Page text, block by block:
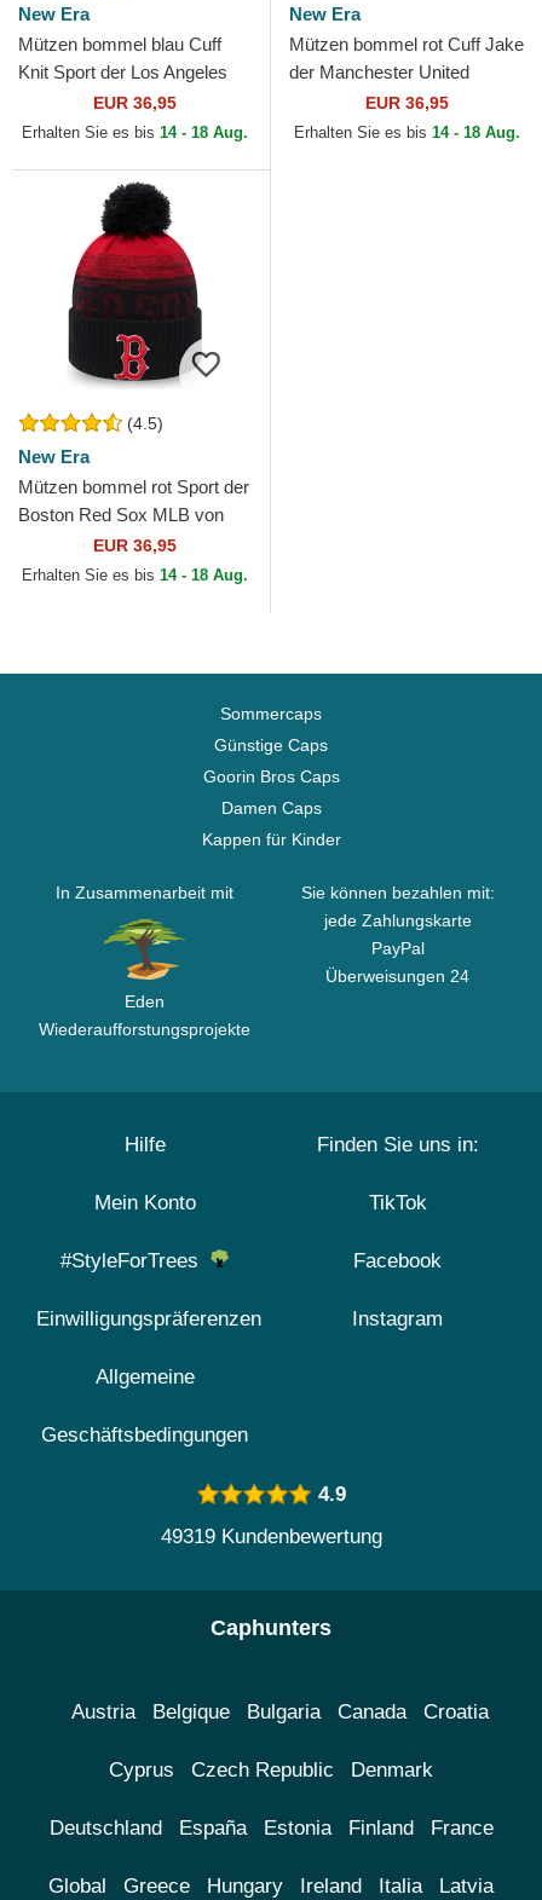
New Era
Mützen bommel blau Cuff
Knit Sport der Los Angeles
Dodgers MLB von New Era
EUR 36,95
Erhalten Sie es bis 14 - 18 Aug.
New Era
Mützen bommel rot Cuff Jake
der Manchester United
Football Club Premier League
von New Era
EUR 36,95
Erhalten Sie es bis 14 - 18 Aug.
(4.5)
New Era
Mützen bommel rot Sport der
Boston Red Sox MLB von
EUR 36,95
Erhalten Sie es bis 14 - 18 Aug.
Sommercaps
Günstige Caps
Goorin Bros Caps
Damen Caps
Kappen für Kinder
In Zusammenarbeit mit
Eden
Wiederaufforstungsprojekte
Sie können bezahlen mit:
jede Zahlungskarte
PayPal
Überweisungen 24
Hilfe
Mein Konto
#StyleForTrees
Einwilligungspräferenzen
Allgemeine
Geschäftsbedingungen
Finden Sie uns in:
TikTok
Facebook
Instagram
4.9
49319 Kundenbewertung
Caphunters
Austria Belgique Bulgaria Canada Croatia
Cyprus Czech Republic Denmark
Deutschland España Estonia Finland France
Global Greece Hungary Ireland Italia Latvia